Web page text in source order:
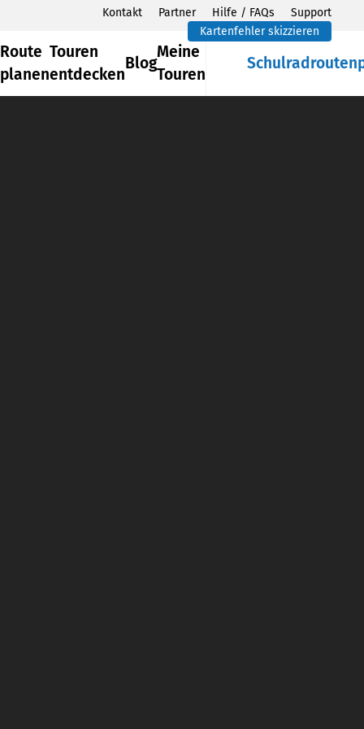
Kontakt Partner Hilfe / FAQs
Support
Kartenfehler skizzieren
Route
planen
Touren
entdecken
Blog
Meine
Touren